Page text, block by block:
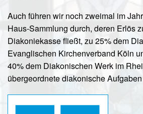
Auch führen wir noch zweimal im
Haus-Sammlung durch, deren Erlös
Diakoniekasse fließt, zu 25% dem
Evanglischen Kirchenverband Köln
40% dem Diakonischen Werk im
übergeordnete diakonische